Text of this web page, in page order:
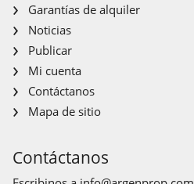
Garantías de alquiler
Noticias
Publicar
Mi cuenta
Contáctanos
Mapa de sitio
Contáctanos